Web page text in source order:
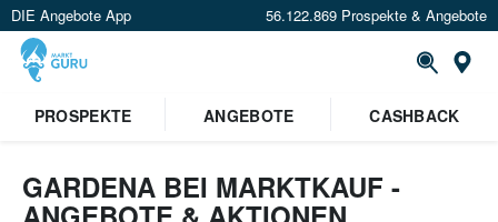
DIE Angebote App 56.122.869 Prospekte & Angebote
Standort festlegen
PROSPEKTE ANGEBOTE CASHBACK
GARDENA BEI MARKTKAUF -